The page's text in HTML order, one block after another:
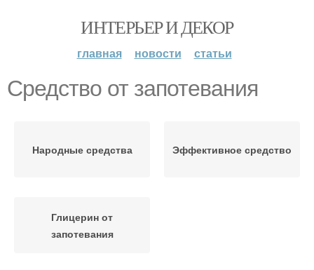
ИНТЕРЬЕР И ДЕКОР
главная новости статьи
Средство от запотевания
Народные средства Эффективное средство
Глицерин от
запотевания